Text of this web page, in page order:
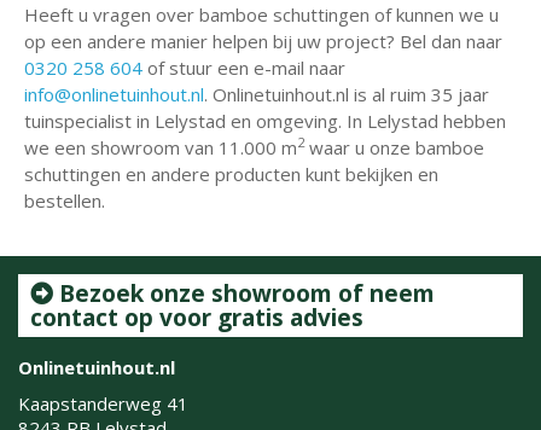
Heeft u vragen over bamboe schuttingen of kunnen we u
op een andere manier helpen bij uw project? Bel dan naar
0320 258 604 of stuur een e-mail naar
info@onlinetuinhout.nl. Onlinetuinhout.nl is al ruim 35 jaar
tuinspecialist in Lelystad en omgeving. In Lelystad hebben
we een showroom van 11.000 m2waar u onze bamboe
schuttingen en andere producten kunt bekijken en
bestellen.
Bezoek onze showroom of neem
contact op voor gratis advies
Onlinetuinhout.nl
Kaapstanderweg 41